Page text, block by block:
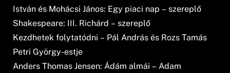
István és Mohácsi János: Egy piaci nap – szereplő
Shakespeare: III. Richárd – szereplő
Kezdhetek folytatódni – Pál András és Rozs Tamás
Petri György-estje
Anders Thomas Jensen: Ádám almái – Adam